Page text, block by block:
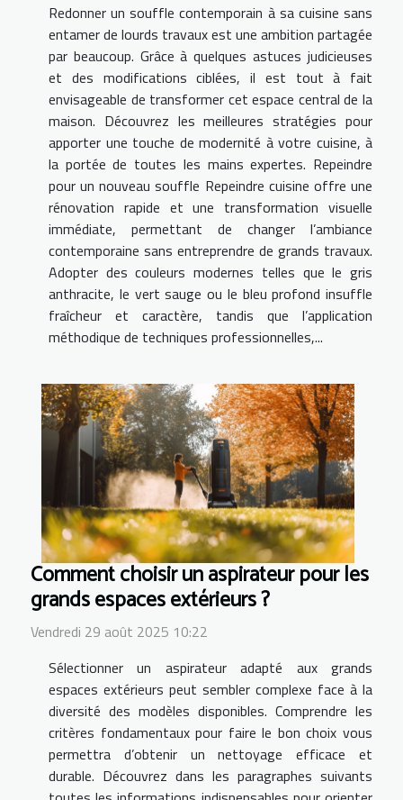
Redonner un souffle contemporain à sa cuisine sans
entamer de lourds travaux est une ambition partagée
par beaucoup. Grâce à quelques astuces judicieuses
et des modifications ciblées, il est tout à fait
envisageable de transformer cet espace central de la
maison. Découvrez les meilleures stratégies pour
apporter une touche de modernité à votre cuisine, à
la portée de toutes les mains expertes. Repeindre
pour un nouveau souffle Repeindre cuisine offre une
rénovation rapide et une transformation visuelle
immédiate, permettant de changer l’ambiance
contemporaine sans entreprendre de grands travaux.
Adopter des couleurs modernes telles que le gris
anthracite, le vert sauge ou le bleu profond insuffle
fraîcheur et caractère, tandis que l’application
méthodique de techniques professionnelles,...
Comment choisir un aspirateur pour les
grands espaces extérieurs ?
Vendredi 29 août 2025 10:22
Sélectionner un aspirateur adapté aux grands
espaces extérieurs peut sembler complexe face à la
diversité des modèles disponibles. Comprendre les
critères fondamentaux pour faire le bon choix vous
permettra d’obtenir un nettoyage efficace et
durable. Découvrez dans les paragraphes suivants